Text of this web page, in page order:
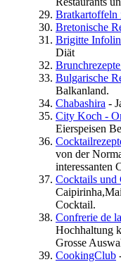
Bratkartoffeln
Bretonische
Brigitte
Diät
Bulgarische
Balkanland.
Chabashira -
City Koch -
Eierspeisen
von der
interessanten
Cocktails und
Cocktail.
Confrerie de
Hochhaltung
Grosse
CookingClub